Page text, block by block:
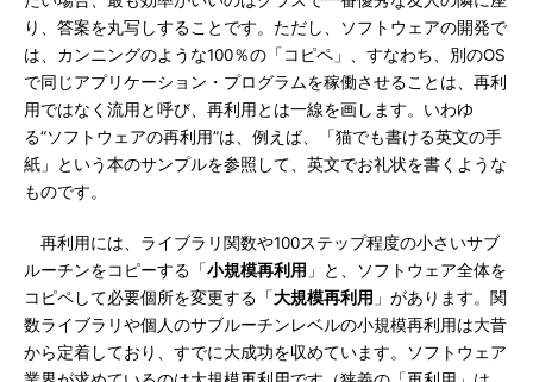
り、答案を丸写しすることです。ただし、ソフトウェアの開発で
は、カンニングのような100％の「コピペ」、すなわち、別のOS
で同じアプリケーション・プログラムを稼働させることは、再利
用ではなく流用と呼び、再利用とは一線を画します。いわゆ
る“ソフトウェアの再利用”は、例えば、「猫でも書ける英文の手
紙」という本のサンプルを参照して、英文でお礼状を書くような
ものです。
再利用には、ライブラリ関数や100ステップ程度の小さいサブ
ルーチンをコピーする「小規模再利用 」と、ソフトウェア全体を
コピペして必要個所を変更する「大規模再利用 」があります。関
数ライブラリや個人のサブルーチンレベルの小規模再利用は大昔
から定着しており、すでに大成功を収めています。ソフトウェア